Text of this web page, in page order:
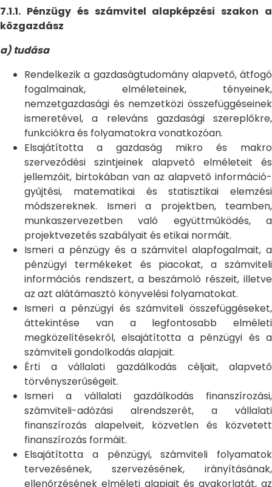
7.1.1. Pénzügy és számvitel alapképzési szakon a
közgazdász
a) tudása
Rendelkezik a gazdaságtudomány alapvető, átfogó
fogalmainak, elméleteinek, tényeinek,
nemzetgazdasági és nemzetközi összefüggéseinek
ismeretével, a releváns gazdasági szereplőkre,
funkciókra és folyamatokra vonatkozóan.
Elsajátította a gazdaság mikro és makro
szerveződési szintjeinek alapvető elméleteit és
jellemzőit, birtokában van az alapvető információ-
gyűjtési, matematikai és statisztikai elemzési
módszereknek. Ismeri a projektben, teamben,
munkaszervezetben való együttműködés, a
projektvezetés szabályait és etikai normáit.
Ismeri a pénzügy és a számvitel alapfogalmait, a
pénzügyi termékeket és piacokat, a számviteli
információs rendszert, a beszámoló részeit, illetve
az azt alátámasztó könyvelési folyamatokat.
Ismeri a pénzügyi és számviteli összefüggéseket,
áttekintése van a legfontosabb elméleti
megközelítésekről, elsajátította a pénzügyi és a
számviteli gondolkodás alapjait.
Érti a vállalati gazdálkodás céljait, alapvető
törvényszerűségeit.
Ismeri a vállalati gazdálkodás finanszírozási,
számviteli-adózási alrendszerét, a vállalati
finanszírozás alapelveit, közvetlen és közvetett
finanszírozás formáit.
Elsajátította a pénzügyi, számviteli folyamatok
tervezésének, szervezésének, irányításának,
ellenőrzésének elméleti alapjait és gyakorlatát, az